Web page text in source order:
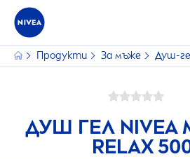
Продукти За мъже Душ-
ДУШ ГЕЛ NIVEA
RELAX